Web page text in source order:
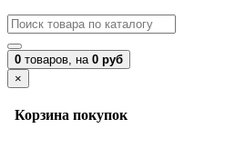
0 товаров, на 0 руб
×
Корзина покупок